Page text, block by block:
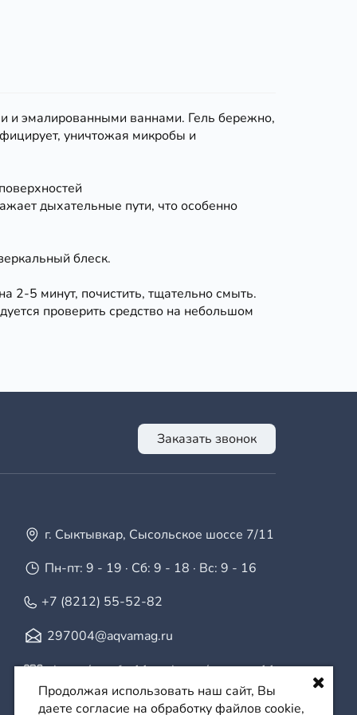
и эмалированными ваннами. Гель бережно,
уничтожая микробы и
дыхательные пути, что особенно
блеск.
2-5 минут, почистить, тщательно смыть.
проверить средство на небольшом
Заказать звонок
г. Сыктывкар, Сысольское шоссе 7/11
Пн-пт: 9 - 19 · Сб: 9 - 18 · Вс: 9 - 16
+7 (8212) 55-52-82
297004@aqvamag.ru
vk.com/aquafor11·vk.com/aquamag11
Продолжая использовать наш сайт, Вы
даете согласие на обработку файлов cookie,